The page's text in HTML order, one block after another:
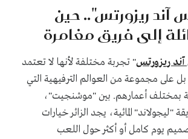
آند ريزورتس".. حين
إلى فريق مغامرة
ريزورتس" تجربة مختلفة لأنها لا تعتمد
على مجموعة من العوالم الترفيهية التي
بمختلف أعمارهم. بين "موشنجيت"،
"ليجولاند" المائية، يجد الزائر خيارات
يوم كامل أو أكثر حول اللعب